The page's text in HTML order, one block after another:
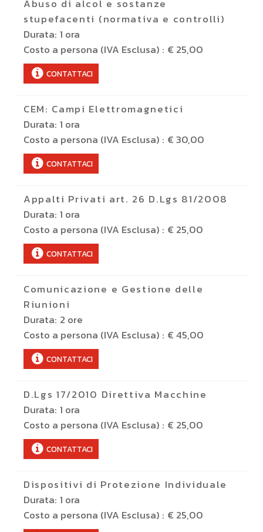
Abuso di alcol e sostanze
stupefacenti (normativa e controlli)
Durata: 1 ora
Costo a persona (IVA Esclusa) : € 25,00
CONTATTACI
CEM: Campi Elettromagnetici
Durata: 1 ora
Costo a persona (IVA Esclusa) : € 30,00
CONTATTACI
Appalti Privati art. 26 D.Lgs 81/2008
Durata: 1 ora
Costo a persona (IVA Esclusa) : € 25,00
CONTATTACI
Comunicazione e Gestione delle
Riunioni
Durata: 2 ore
Costo a persona (IVA Esclusa) : € 45,00
CONTATTACI
D.Lgs 17/2010 Direttiva Macchine
Durata: 1 ora
Costo a persona (IVA Esclusa) : € 25,00
CONTATTACI
Dispositivi di Protezione Individuale
Durata: 1 ora
Costo a persona (IVA Esclusa) : € 25,00